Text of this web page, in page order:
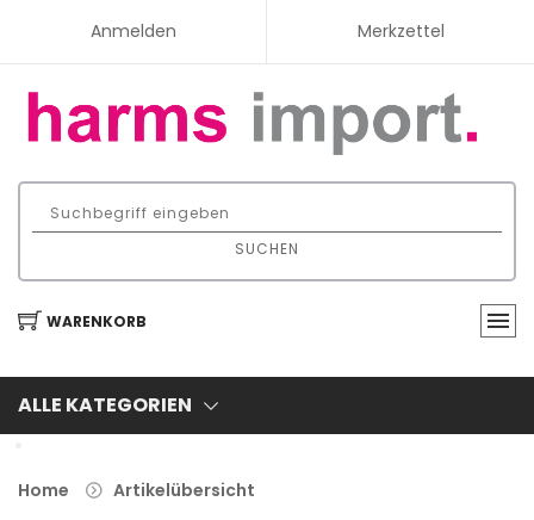
Anmelden Merkzettel
SUCHEN
WARENKORB
ALLE KATEGORIEN
Home
Artikelübersicht